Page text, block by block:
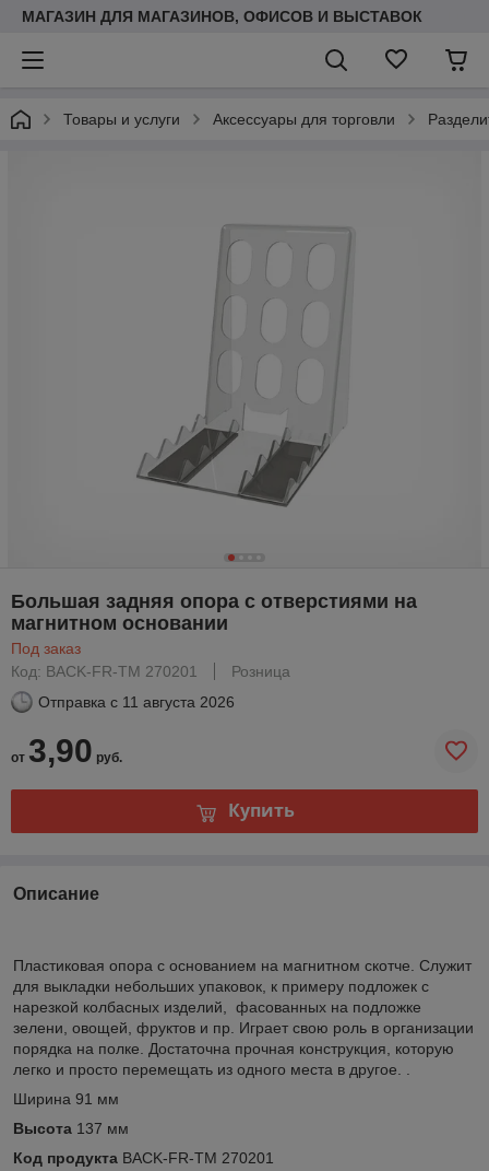
МАГАЗИН ДЛЯ МАГАЗИНОВ, ОФИСОВ И ВЫСТАВОК
Товары и услуги Аксессуары для торговли
Большая задняя опора с отверстиями на
магнитном основании
Под заказ
Код: BACK-FR-TM 270201
Розница
Отправка с 11 августа 2026
от 3,90 руб.
Купить
Описание
Пластиковая опора с основанием на магнитном скотче. Служит
для выкладки небольших упаковок, к примеру подложек с
нарезкой колбасных изделий, фасованных на подложке
зелени, овощей, фруктов и пр. Играет свою роль в организации
порядка на полке. Достаточна прочная конструкция, которую
легко и просто перемещать из одного места в другое. .
Ширина 91 мм
Высота 137 мм
Код продукта BACK-FR-TM 270201